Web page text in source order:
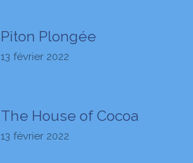
Piton Plongée
13 février 2022
The House of Cocoa
13 février 2022